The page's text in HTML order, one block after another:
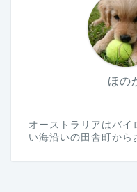
ほの
オーストラリアはバイ
い海沿いの田舎町から